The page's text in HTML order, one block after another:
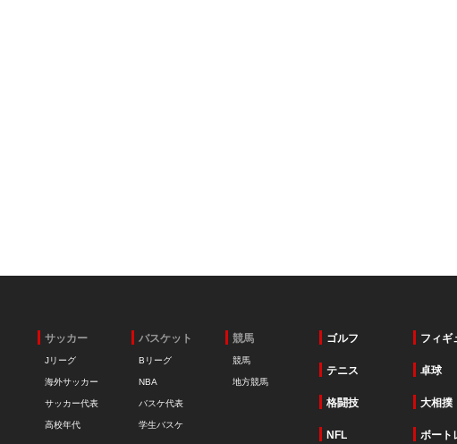
サッカー
Jリーグ
海外サッカー
サッカー代表
高校年代
バスケット
Bリーグ
NBA
バスケ代表
学生バスケ
競馬
競馬
地方競馬
ゴルフ フィギ
テニス 卓球
格闘技 大相撲
NFL ボート